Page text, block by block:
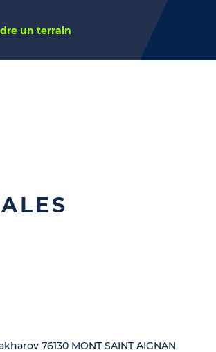
un terrain
76130 MONT SAINT AIGNAN